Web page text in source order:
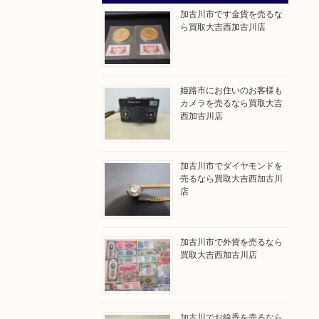
加古川市です金貨を売るな
ら買取大吉西加古川店
姫路市にお住いのお客様も
カメラを売るなら買取大吉
西加古川店
加古川市でダイヤモンドを
売るなら買取大吉西加古川
店
加古川市で外貨を売るなら
買取大吉西加古川店